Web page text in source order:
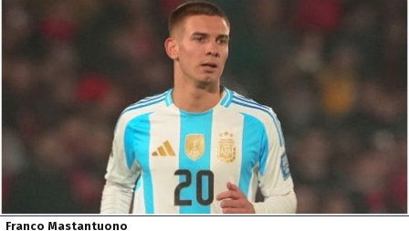
Franco Mastantuono